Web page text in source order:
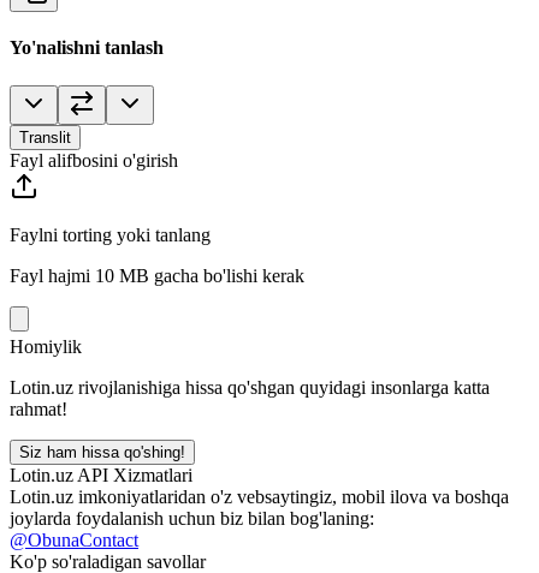
Yo'nalishni tanlash
Translit
Fayl alifbosini o'girish
Faylni torting yoki tanlang
Fayl hajmi 10 MB gacha bo'lishi kerak
Homiylik
Lotin.uz rivojlanishiga hissa qo'shgan quyidagi insonlarga katta
rahmat!
Siz ham hissa qo'shing!
Lotin.uz API Xizmatlari
Lotin.uz imkoniyatlaridan o'z vebsaytingiz, mobil ilova va boshqa
joylarda foydalanish uchun biz bilan bog'laning:
@ObunaContact
Ko'p so'raladigan savollar